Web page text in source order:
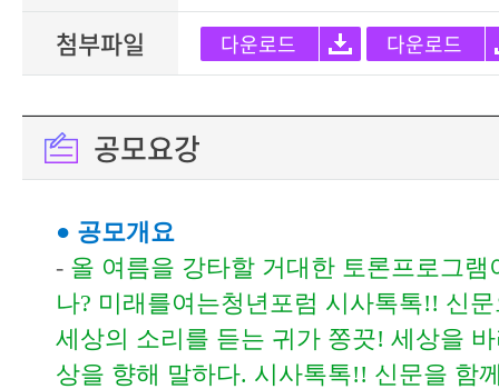
첨부파일
다운로드 다운로드
공모요강
● 공모개요
- 올 여름을 강타할 거대한 토론프로그램
나? 미래를여는청년포럼 시사톡톡!! 신
세상의 소리를 듣는 귀가 쫑끗! 세상을
상을 향해 말하다. 시사톡톡!! 신문을 함